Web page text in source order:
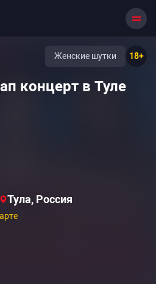
18+
Женские шутки
концерт в Туле
Тула, Россия